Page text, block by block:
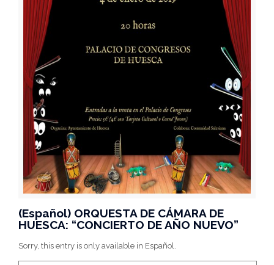
(Español) ORQUESTA DE CÁMARA DE
HUESCA: “CONCIERTO DE AÑO NUEVO”
Sorry, this entry is only available in Español.